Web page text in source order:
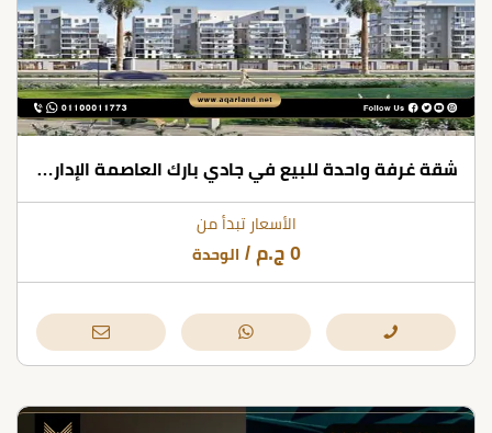
شقة غرفة واحدة للبيع في جادي بارك العاصمة الإدارية بمساحات تبدأ من 69 متر مربع
الأسعار تبدأ من
0 ج.م / الوحدة